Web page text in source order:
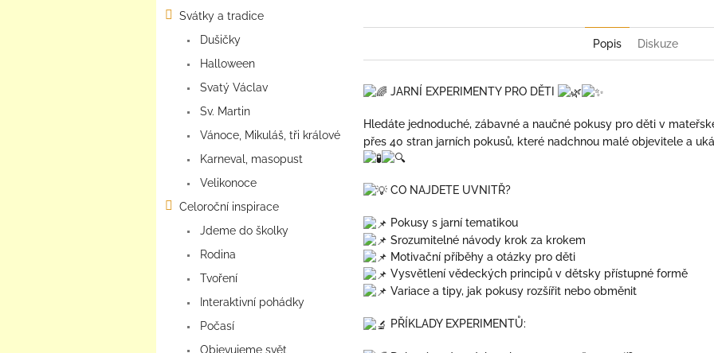
Svátky a tradice
Dušičky
Halloween
Svatý Václav
Sv. Martin
Vánoce, Mikuláš, tři králové
Karneval, masopust
Velikonoce
Celoroční inspirace
Jdeme do školky
Rodina
Tvoření
Interaktivní pohádky
Počasí
Objevujeme svět
Popis Diskuze
JARNÍ EXPERIMENTY PRO DĚTI
Hledáte jednoduché, zábavné a naučné pokusy pro děti v
přes 40 stran jarních pokusů, které nadchnou malé objevitele a
CO NAJDETE UVNITŘ?
Pokusy s jarní tematikou
Srozumitelné návody krok za krokem
Motivační příběhy a otázky pro děti
Vysvětlení vědeckých principů v dětsky přístupné formě
Variace a tipy, jak pokusy rozšířit nebo obměnit
PŘÍKLADY EXPERIMENTŮ: